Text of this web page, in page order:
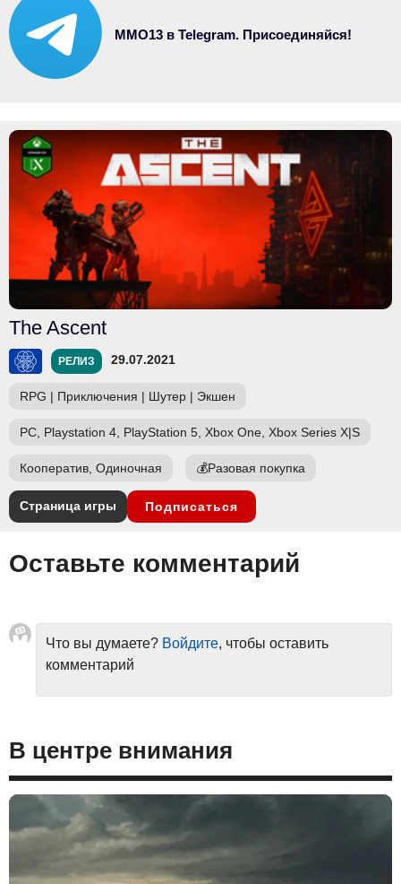
MMO13 в Telegram. Присоединяйся!
The Ascent
РЕЛИЗ 29.07.2021
RPG | Приключения | Шутер | Экшен
PC, Playstation 4, PlayStation 5, Xbox One, Xbox Series X|S
Кооператив, Одиночная 💰Разовая покупка
Страница игры Подписаться
Оставьте комментарий
Что вы думаете? Войдите, чтобы оставить
комментарий
В центре внимания